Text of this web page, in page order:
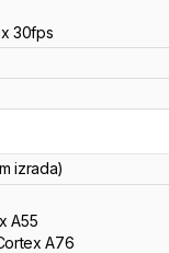
30fps
izrada)
A55
A76